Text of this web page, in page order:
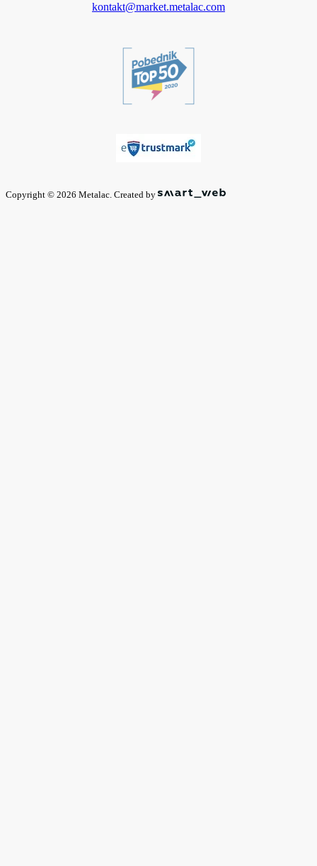
kontakt@market.metalac.com
Copyright © 2026 Metalac. Created by